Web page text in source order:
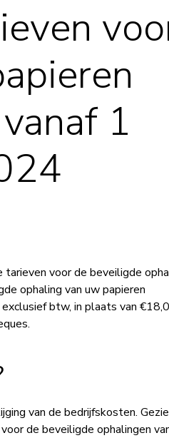
1
voor de beveiligde
ophaling van uw papieren
btw, in plaats van
van de bedrijfskosten.
de beveiligde ophalingen